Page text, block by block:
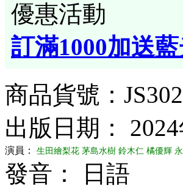
優惠活動
訂滿1000加送
商品貨號：
出版日期：
演員： 生田繪梨花 茅島水樹 鈴木仁 橘優輝
發音： 日語